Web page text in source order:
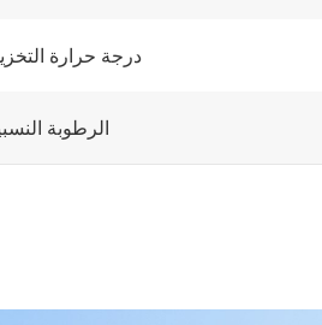
درجة حرارة
الرطوبة